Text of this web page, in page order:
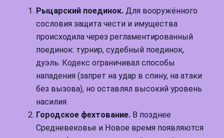
Рыцарский поединок. Для вооружённого
сословия защита чести и имущества
происходила через регламентированный
поединок: турнир, судебный поединок,
дуэль. Кодекс ограничивал способы
нападения (запрет на удар в спину, на атаки
без вызова), но оставлял высокий уровень
насилия.
Городское фехтование. В позднее
Средневековье и Новое время появляются